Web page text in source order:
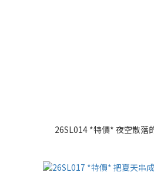
26SL014 *特價* 夜空散落